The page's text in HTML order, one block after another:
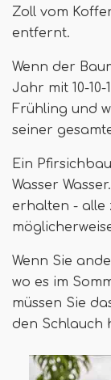
Zoll vom
entfernt.
Wenn der
Jahr mit 10-
Frühling und
seiner
Ein
Wasser
erhalten - alle
Wenn Sie
wo es im
müssen Sie
den Schlauch